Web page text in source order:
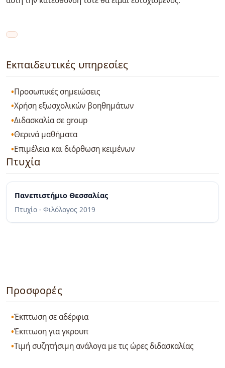
Εκπαιδευτικές υπηρεσίες
Προσωπικές σημειώσεις
Χρήση εξωσχολικών βοηθημάτων
Διδασκαλία σε group
Θερινά μαθήματα
Επιμέλεια και διόρθωση κειμένων
Πτυχία
Πανεπιστήμιο Θεσσαλίας
Πτυχίο - Φιλόλογος 2019
Προσφορές
Έκπτωση σε αδέρφια
Έκπτωση για γκρουπ
Τιμή συζητήσιμη ανάλογα με τις ώρες διδασκαλίας